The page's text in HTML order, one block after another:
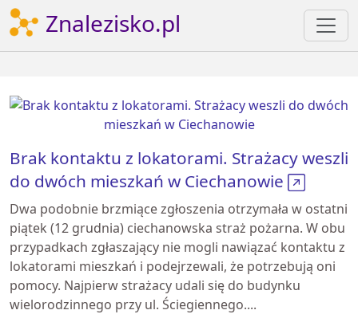
Znalezisko.pl
Brak kontaktu z lokatorami. Strażacy weszli
do dwóch mieszkań w Ciechanowie
Dwa podobnie brzmiące zgłoszenia otrzymała w ostatni
piątek (12 grudnia) ciechanowska straż pożarna. W obu
przypadkach zgłaszający nie mogli nawiązać kontaktu z
lokatorami mieszkań i podejrzewali, że potrzebują oni
pomocy. Najpierw strażacy udali się do budynku
wielorodzinnego przy ul. Ściegiennego....